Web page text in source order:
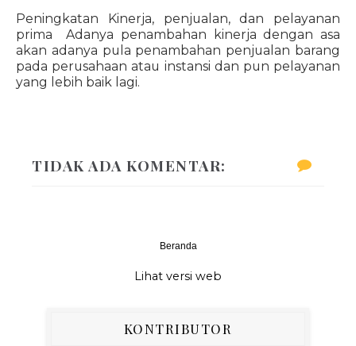
Peningkatan Kinerja, penjualan, dan pelayanan
prima Adanya penambahan kinerja dengan asa
akan adanya pula penambahan penjualan barang
pada perusahaan atau instansi dan pun pelayanan
yang lebih baik lagi.
TIDAK ADA KOMENTAR:
Beranda
Lihat versi web
KONTRIBUTOR